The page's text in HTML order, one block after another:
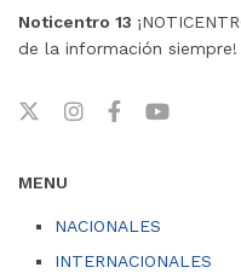
Noticentro 13
de la información siempre!
MENU
NACIONALES
INTERNACIONALES